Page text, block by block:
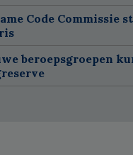
Code
beroepsgroepen